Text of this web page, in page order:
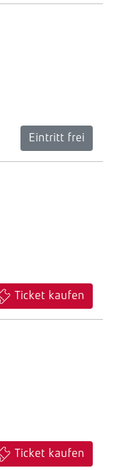
Eintritt frei
Ticket kaufen
Ticket kaufen